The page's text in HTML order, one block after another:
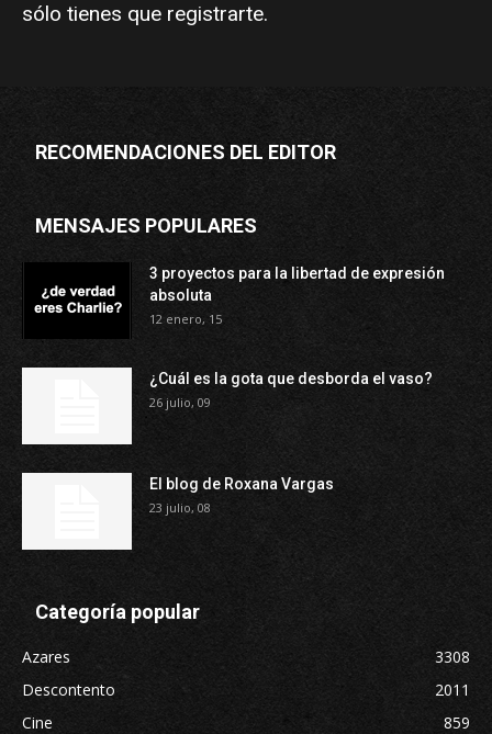
sólo tienes que registrarte.
RECOMENDACIONES DEL EDITOR
MENSAJES POPULARES
3 proyectos para la libertad de expresión
absoluta
12 enero, 15
¿Cuál es la gota que desborda el vaso?
26 julio, 09
El blog de Roxana Vargas
23 julio, 08
Categoría popular
Azares
3308
Descontento
2011
Cine
859